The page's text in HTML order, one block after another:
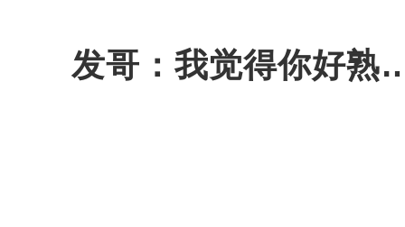
发哥：我觉得你好熟